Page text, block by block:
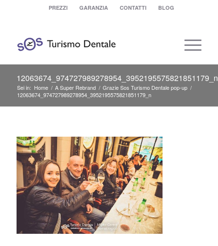
PREZZI GARANZIA CONTATTI BLOG
12063674_974727989278954_3952195575821851179_n
Sei in: Home / A Super Rebrand / Grazie Sos Turismo Dentale pop-up /
12063674_974727989278954_3952195575821851179_n